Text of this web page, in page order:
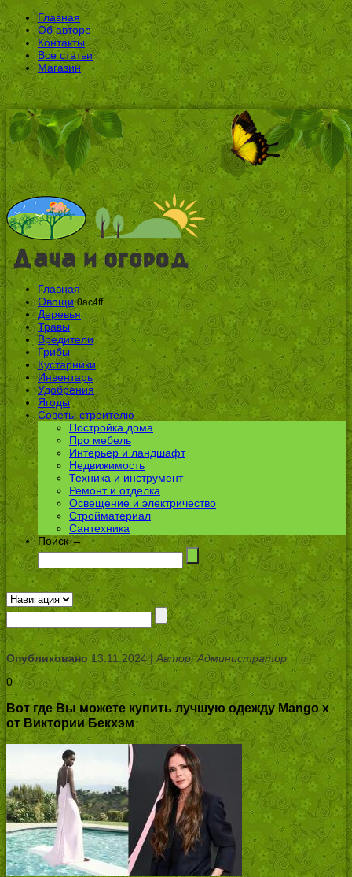
Главная
Об авторе
Контакты
Все статьи
Магазин
Главная
Овощи 0ac4ff
Деревья
Травы
Вредители
Грибы
Кустарники
Инвентарь
Удобрения
Ягоды
Советы строителю
Постройка дома
Про мебель
Интерьер и ландшафт
Недвижимость
Техника и инструмент
Ремонт и отделка
Освещение и электричество
Стройматериал
Сантехника
Поиск →
Опубликовано13.11.2024 | Автор: Администратор
0
Вот где Вы можете купить лучшую одежду Mango x
от Виктории Бекхэм